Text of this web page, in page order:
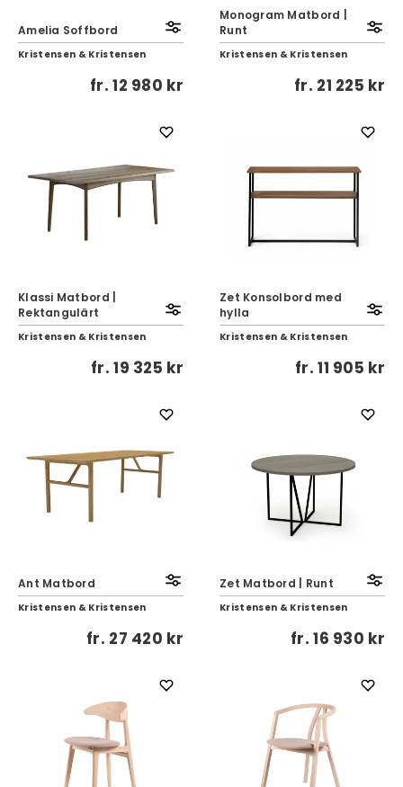
Amelia Soffbord
Kristensen & Kristensen
fr.12 980 kr
Monogram Matbord |
Runt
Kristensen & Kristensen
fr. 21 225 kr
Klassi Matbord |
Rektangulärt
Kristensen & Kristensen
fr.19 325 kr
Zet Konsolbord med
hylla
Kristensen & Kristensen
fr.11 905 kr
Ant Matbord
Kristensen & Kristensen
fr. 27 420 kr
Zet Matbord | Runt
Kristensen & Kristensen
fr.16 930 kr